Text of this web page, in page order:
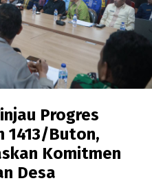
Progres
1413/Buton,
Komitmen
Desa